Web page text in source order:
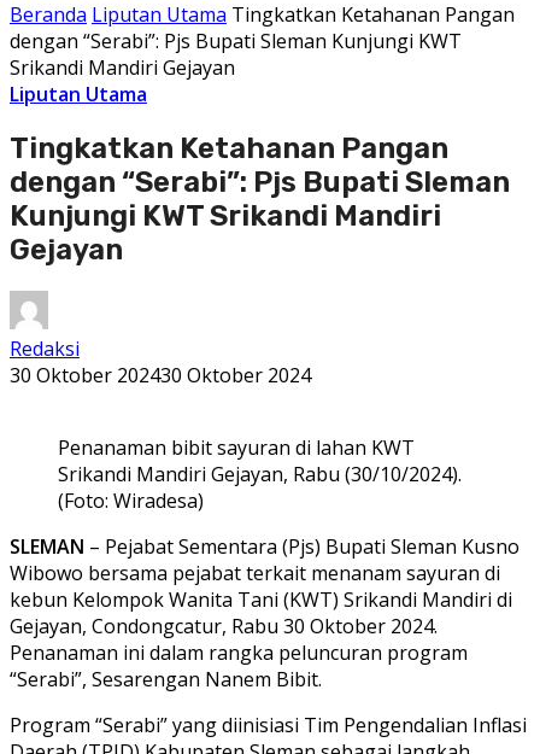
Beranda Liputan Utama Tingkatkan Ketahanan Pangan
dengan “Serabi”: Pjs Bupati Sleman Kunjungi KWT
Srikandi Mandiri Gejayan
Liputan Utama
Tingkatkan Ketahanan Pangan
dengan “Serabi”: Pjs Bupati Sleman
Kunjungi KWT Srikandi Mandiri
Gejayan
Redaksi
30 Oktober 202430 Oktober 2024
Penanaman bibit sayuran di lahan KWT
Srikandi Mandiri Gejayan, Rabu (30/10/2024).
(Foto: Wiradesa)
SLEMAN – Pejabat Sementara (Pjs) Bupati Sleman Kusno
Wibowo bersama pejabat terkait menanam sayuran di
kebun Kelompok Wanita Tani (KWT) Srikandi Mandiri di
Gejayan, Condongcatur, Rabu 30 Oktober 2024.
Penanaman ini dalam rangka peluncuran program
“Serabi”, Sesarengan Nanem Bibit.
Program “Serabi” yang diinisiasi Tim Pengendalian Inflasi